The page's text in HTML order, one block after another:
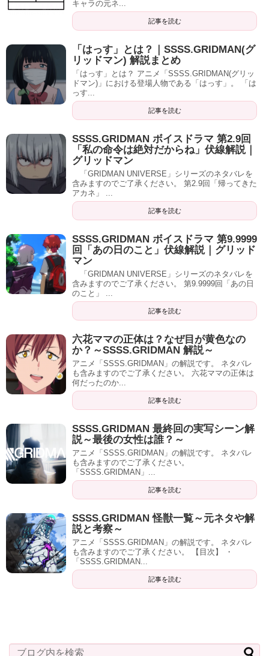
キャラの元ネ...
記事を読む
「はっす」とは？｜SSSS.GRIDMAN(グ
リッドマン) 解説まとめ
「はっす」とは？ アニメ「SSSS.GRIDMAN(グリッ
ドマン)」における登場人物である「はっす」。 「は
っす...
記事を読む
SSSS.GRIDMAN ボイスドラマ 第2.9回
「私の命令は絶対だからね」伏線解説｜
グリッドマン
「GRIDMAN UNIVERSE」シリーズのネタバレを
含みますのでご了承ください。 第2.9回「帰ってきた
アカネ」 ...
記事を読む
SSSS.GRIDMAN ボイスドラマ 第9.9999
回「あの日のこと」伏線解説｜グリッド
マン
「GRIDMAN UNIVERSE」シリーズのネタバレを
含みますのでご了承ください。 第9.9999回「あの日
のこと」 ...
記事を読む
六花ママの正体は？なぜ目が黄色なの
か？～SSSS.GRIDMAN 解説～
アニメ「SSSS.GRIDMAN」の解説です。 ネタバレ
も含みますのでご了承ください。 六花ママの正体は
何だったのか...
記事を読む
SSSS.GRIDMAN 最終回の実写シーン解
説～最後の女性は誰？～
アニメ「SSSS.GRIDMAN」の解説です。 ネタバレ
も含みますのでご了承ください。
「SSSS.GRIDMAN」...
記事を読む
SSSS.GRIDMAN 怪獣一覧～元ネタや解
説と考察～
アニメ「SSSS.GRIDMAN」の解説です。 ネタバレ
も含みますのでご了承ください。 【目次】 ・
「SSSS.GRIDMAN...
記事を読む